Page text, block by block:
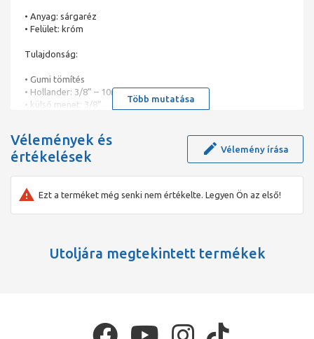
• Anyag: sárgaréz
• Felület: króm
Tulajdonság:
• Gumi tömítés
• Hollander: 3/8” – 10mm
• külső menet: 3/8”
Több mutatása
Vélemények és
értékelések
Vélemény írása
Ezt a terméket még senki nem értékelte. Legyen Ön az első!
Utoljára megtekintett termékek